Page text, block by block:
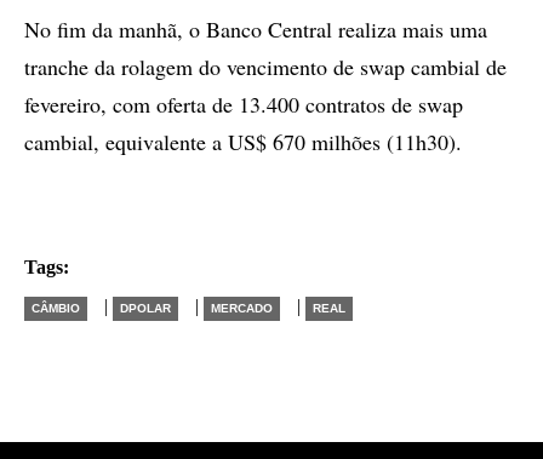
No fim da manhã, o Banco Central realiza mais uma
tranche da rolagem do vencimento de swap cambial de
fevereiro, com oferta de 13.400 contratos de swap
cambial, equivalente a US$ 670 milhões (11h30).
Tags:
CÂMBIO | DPOLAR | MERCADO | REAL